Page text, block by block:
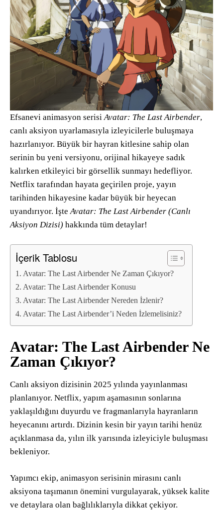
Efsanevi animasyon serisi Avatar: The Last Airbender,
canlı aksiyon uyarlamasıyla izleyicilerle buluşmaya
hazırlanıyor. Büyük bir hayran kitlesine sahip olan
serinin bu yeni versiyonu, orijinal hikayeye sadık
kalırken etkileyici bir görsellik sunmayı hedefliyor.
Netflix tarafından hayata geçirilen proje, yayın
tarihinden hikayesine kadar büyük bir heyecan
uyandırıyor. İşte Avatar: The Last Airbender (Canlı
Aksiyon Dizisi) hakkında tüm detaylar!
İçerik Tablosu
Avatar: The Last Airbender Ne Zaman Çıkıyor?
Avatar: The Last Airbender Konusu
Avatar: The Last Airbender Nereden İzlenir?
Avatar: The Last Airbender’i Neden İzlemelisiniz?
Avatar: The Last Airbender Ne
Zaman Çıkıyor?
Canlı aksiyon dizisinin 2025 yılında yayınlanması
planlanıyor. Netflix, yapım aşamasının sonlarına
yaklaşıldığını duyurdu ve fragmanlarıyla hayranların
heyecanını artırdı. Dizinin kesin bir yayın tarihi henüz
açıklanmasa da, yılın ilk yarısında izleyiciyle buluşması
bekleniyor.
Yapımcı ekip, animasyon serisinin mirasını canlı
aksiyona taşımanın önemini vurgulayarak, yüksek kalite
ve detaylara olan bağlılıklarıyla dikkat çekiyor.